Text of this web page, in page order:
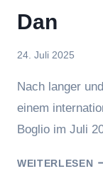
Dan
Von
Raufer
24. Juli 2025
Nach langer
einem
Boglio im Juli
WEITERLESEN